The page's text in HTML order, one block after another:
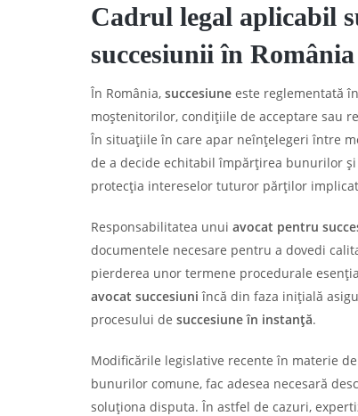
Cadrul legal aplicabil
succesiunii în România
În România, succesiune este reglementată
moștenitorilor, condițiile de acceptare sau
În situațiile în care apar neînțelegeri între
de a decide echitabil împărțirea bunurilor
protecția intereselor tuturor părților
Responsabilitatea unui avocat pentru
documentele necesare pentru a dovedi
pierderea unor termene procedurale
avocat succesiuni încă din faza inițială
procesului de succesiune în instanță.
Modificările legislative recente în materie de
bunurilor comune, fac adesea necesară
soluționa disputa. În astfel de cazuri,